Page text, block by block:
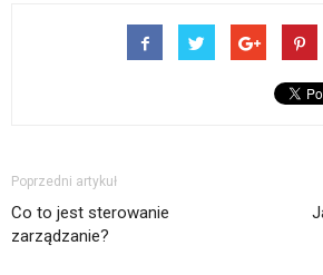
Poprzedni artykuł
Co to jest sterowanie
zarządzanie?